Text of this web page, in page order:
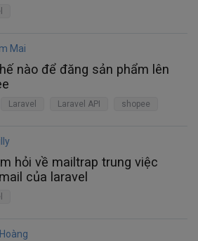
Mai
nào để đăng sản phẩm lên
Laravel Laravel API shopee
hỏi về mailtrap trung việc
của laravel